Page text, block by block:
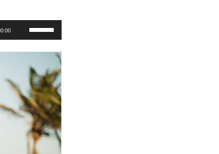
cima
ou
para
baixo
para
aumentar
ou
diminuir